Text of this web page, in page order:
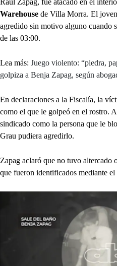
Raúl Zapag, fue atacado en el
Warehouse de Villa Morra. El
agredido sin motivo alguno cuando
de las 03:00.
Lea más: Juego violento: “piedra,
golpiza a Benja Zapag, según
En declaraciones a la Fiscalía, la
como el que le golpeó en el rostro.
sindicado como la persona que le
Grau pudiera agredirlo.
Zapag aclaró que no tuvo altercado
que fueron identificados mediante el